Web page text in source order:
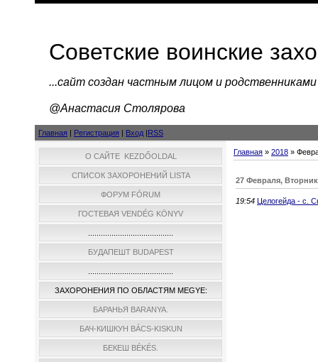
Советские воинские
...cайт создан частным лицом и
@Анастасия Столярова
Главная | Регистрация | Вход |RSS
О САЙТЕ KEZDŐOLDAL
СПИСОК ЗАХОРОНЕНИЙ LISTA
ФОРУМ FÓRUM
ГОСТЕВАЯ VENDÉG KÖNYV
БУДАПЕШТ BUDAPEST
ЗАХОРОНЕНИЯ ПО ОБЛАСТЯМ MEGYE:
БАРАНЬЯ BARANYA.
БАЧ-КИШКУН BÁCS-KISKUN
БЕКЕШ BÉKÉS.
Главная » 2018 »
27 Февраля, Вторник
19:54 Целогейда - с.